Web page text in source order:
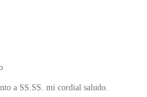
a SS.SS. mi cordial saludo.